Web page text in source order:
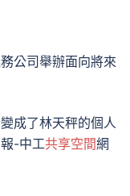
公司舉辦面向將來
成了林天秤的個人
-中工共享空間網